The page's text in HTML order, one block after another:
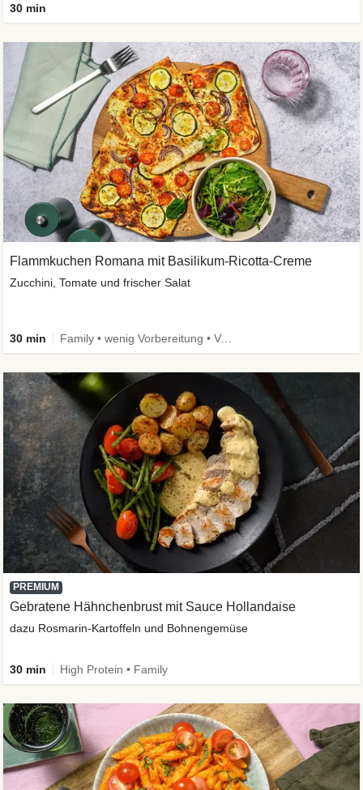
30 min
Flammkuchen Romana mit Basilikum-Ricotta-Creme
Zucchini, Tomate und frischer Salat
30 min Family • wenig Vorbereitung • Vegetarisch
PREMIUM
Gebratene Hähnchenbrust mit Sauce Hollandaise
dazu Rosmarin-Kartoffeln und Bohnengemüse
30 min High Protein • Family